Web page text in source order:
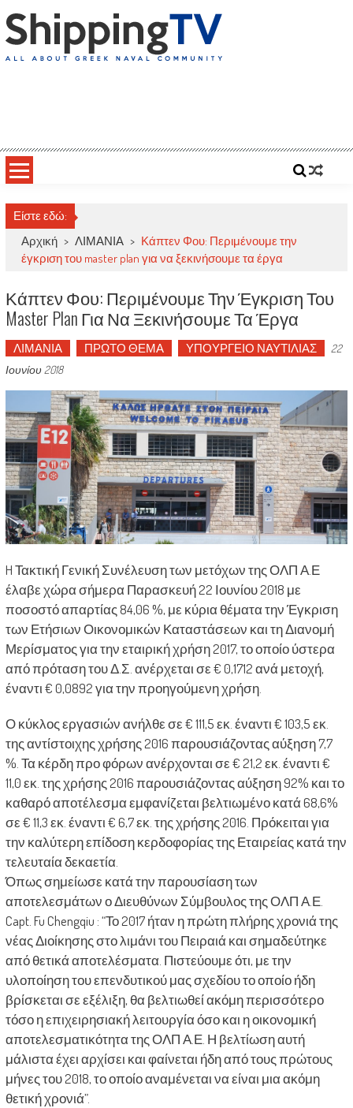
to
content
Είστε εδώ:
Αρχική > ΛΙΜΑΝΙΑ > Κάπτεν Φου: Περιμένουμε την
έγκριση του master plan για να ξεκινήσουμε τα έργα
Κάπτεν Φου: Περιμένουμε Την Έγκριση Του
Master Plan Για Να Ξεκινήσουμε Τα Έργα
ΛΙΜΑΝΙΑ ΠΡΩΤΟ ΘΕΜΑ ΥΠΟΥΡΓΕΙΟ ΝΑΥΤΙΛΙΑΣ
22
Ιουνίου 2018
H Τακτική Γενική Συνέλευση των μετόχων της ΟΛΠ Α.Ε
έλαβε χώρα σήμερα Παρασκευή 22 Ιουνίου 2018 με
ποσοστό απαρτίας 84,06 %, με κύρια θέματα την Έγκριση
των Ετήσιων Οικονομικών Καταστάσεων και τη Διανομή
Μερίσματος για την εταιρική χρήση 2017, το οποίο ύστερα
από πρόταση του Δ.Σ. ανέρχεται σε € 0,1712 ανά μετοχή,
έναντι € 0,0892 για την προηγούμενη χρήση.
Ο κύκλος εργασιών ανήλθε σε € 111,5 εκ. έναντι € 103,5 εκ.
της αντίστοιχης χρήσης 2016 παρουσιάζοντας αύξηση 7,7
%. Τα κέρδη προ φόρων ανέρχονται σε € 21,2 εκ. έναντι €
11,0 εκ. της χρήσης 2016 παρουσιάζοντας αύξηση 92% και το
καθαρό αποτέλεσμα εμφανίζεται βελτιωμένο κατά 68,6%
σε € 11,3 εκ. έναντι € 6,7 εκ. της χρήσης 2016. Πρόκειται για
την καλύτερη επίδοση κερδοφορίας της Εταιρείας κατά την
τελευταία δεκαετία.
Όπως σημείωσε κατά την παρουσίαση των
αποτελεσμάτων ο Διευθύνων Σύμβουλος της ΟΛΠ Α.Ε.
Capt. Fu Chengqiu : “Το 2017 ήταν η πρώτη πλήρης χρονιά της
νέας Διοίκησης στο λιμάνι του Πειραιά και σημαδεύτηκε
από θετικά αποτελέσματα. Πιστεύουμε ότι, με την
υλοποίηση του επενδυτικού μας σχεδίου το οποίο ήδη
βρίσκεται σε εξέλιξη, θα βελτιωθεί ακόμη περισσότερο
τόσο η επιχειρησιακή λειτουργία όσο και η οικονομική
αποτελεσματικότητα της ΟΛΠ Α.Ε. Η βελτίωση αυτή
μάλιστα έχει αρχίσει και φαίνεται ήδη από τους πρώτους
μήνες του 2018, το οποίο αναμένεται να είναι μια ακόμη
θετική χρονιά”.